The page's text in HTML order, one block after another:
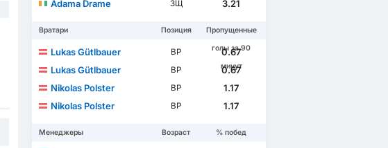
Adama Drame
ЗЩ 3.21
Вратари Позиция
Пропущенные
голы за 90
минут
Lukas Gütlbauer ВР
0.67
Lukas Gütlbauer
ВР
0.67
Nikolas Polster
ВР
1.17
Nikolas Polster
ВР 1.17
Менеджеры Возраст % побед